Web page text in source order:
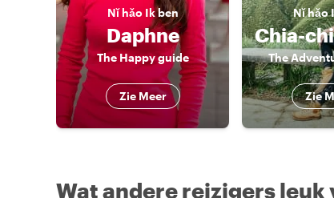
Nǐ hǎo Ik ben
Daphne
The Happy guide
Zie Meer
Nǐ hǎo
The
Zie
Wat andere reizigers leuk